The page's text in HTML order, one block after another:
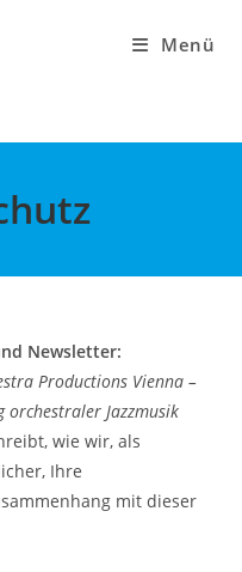
Menü
Newsletter:
Productions Vienna –
orchestraler Jazzmusik
wie wir, als
Ihre
mit dieser